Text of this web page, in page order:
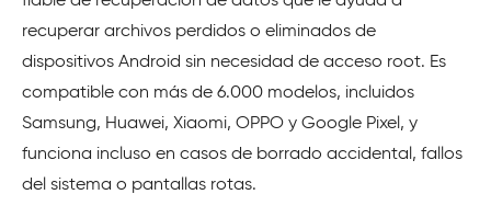
recuperar archivos perdidos o eliminados de
dispositivos Android sin necesidad de acceso root. Es
compatible con más de 6.000 modelos, incluidos
Samsung, Huawei, Xiaomi, OPPO y Google Pixel, y
funciona incluso en casos de borrado accidental, fallos
del sistema o pantallas rotas.